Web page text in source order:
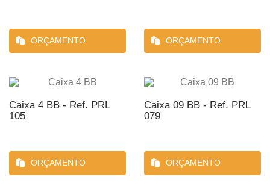
ORÇAMENTO ORÇAMENTO
Caixa 4 BB - Ref. PRL
105
ORÇAMENTO
Caixa 09 BB - Ref. PRL
079
ORÇAMENTO